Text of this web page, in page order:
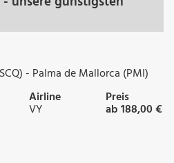
- Palma de Mallorca (PMI)
Airline
VY
Preis
ab 188,00 €